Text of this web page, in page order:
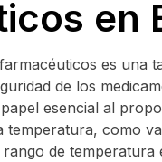
en
es una
de los
esencial al
temperatura, como
de temperatura